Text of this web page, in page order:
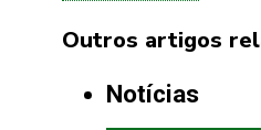
Outros artigos
Notícias